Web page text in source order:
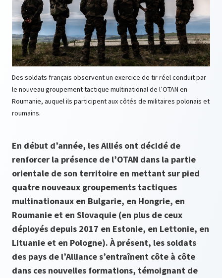
Des soldats français observent un exercice de tir réel conduit par
le nouveau groupement tactique multinational de l’OTAN en
Roumanie, auquel ils participent aux côtés de militaires polonais et
roumains.
En début d’année, les Alliés ont décidé de
renforcer la présence de l’OTAN dans la partie
orientale de son territoire en mettant sur pied
quatre nouveaux groupements tactiques
multinationaux en Bulgarie, en Hongrie, en
Roumanie et en Slovaquie (en plus de ceux
déployés depuis 2017 en Estonie, en Lettonie, en
Lituanie et en Pologne). À présent, les soldats
des pays de l’Alliance s’entraînent côte à côte
dans ces nouvelles formations, témoignant de